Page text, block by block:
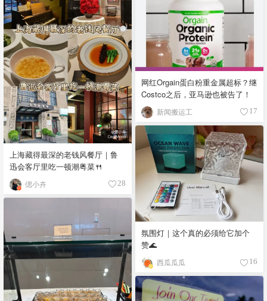
网红Orgain蛋白粉重金属超标？继
Costco之后，亚马逊也被告了！
新闻搬运工 17
上海藏得最深的老钱风餐厅｜鲁
迅会客厅里吃一顿潮粤菜🍴
偲小卉 28
氛围灯｜这个真的必须给它加个
赞🌊
西瓜瓜瓜 16